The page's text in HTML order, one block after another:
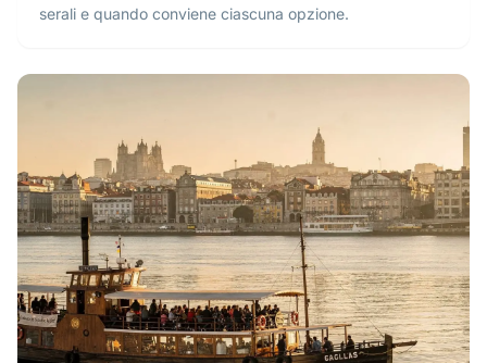
serali e quando conviene ciascuna opzione.